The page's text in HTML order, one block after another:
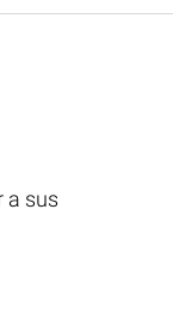
a sus